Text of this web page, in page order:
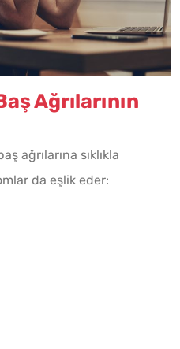
Ağrılarının
ağrılarına sıklıkla
da eşlik eder: